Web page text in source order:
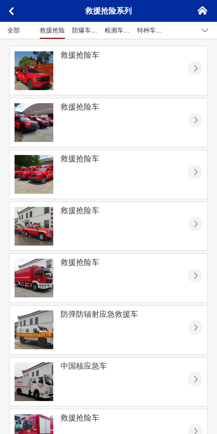
󰅮 救援抢险系列 󰄫
全部 救援抢险系列 防爆车系列 检测车系列 特种车系列
通信车系列 宣传车系列 指挥车系列
󰊩
救援抢险车
󰊯
救援抢险车
󰊯
救援抢险车
󰊯
救援抢险车
󰊯
救援抢险车
󰊯
防弹防辐射应急救援车
󰊯
中国核应急车
󰊯
救援抢险车
󰊯